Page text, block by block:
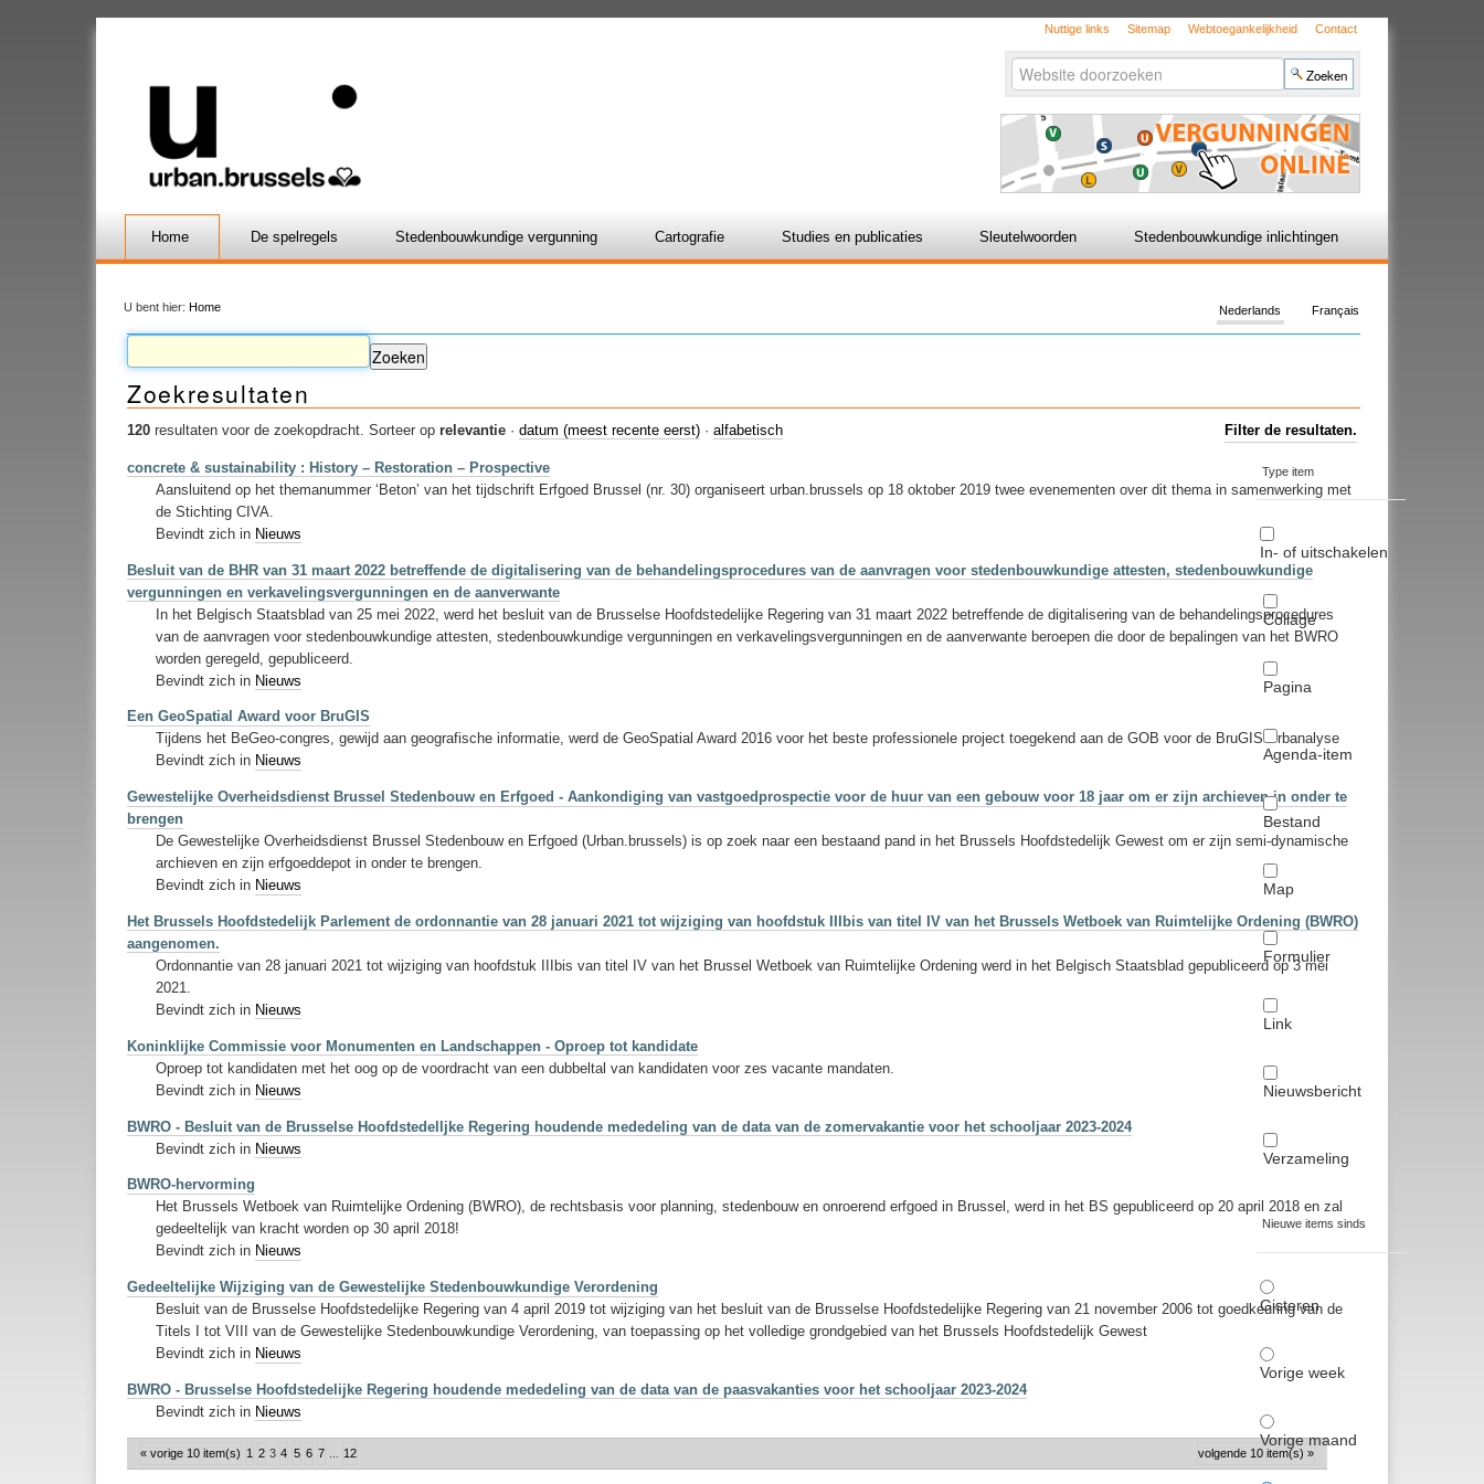
Nuttige links Sitemap Webtoegankelijkheid Contact
Zoek
zoeken...
Home De spelregels Stedenbouwkundige vergunning Cartografie Studies en publicaties Sleutelwoorden Stedenbouwkundige inlichtingen
U bent hier: Home Français
Nederlands
Zoekresultaten
120 resultaten voor de zoekopdracht. Filter de resultaten.
Type item
In- of uitschakelen
Collage
Pagina
Agenda-item
Bestand
Map
Formulier
Link
Nieuwsbericht
Verzameling
Nieuwe items sinds
Gisteren
Vorige week
Vorige maand
Sorteer op relevantie · datum (meest recente eerst) · alfabetisch
concrete & sustainability : History – Restoration – Prospective
Aansluitend op het themanummer ‘Beton’ van het tijdschrift Erfgoed Brussel (nr. 30) organiseert urban.brussels op 18 oktober 2019 twee evenementen over dit thema in samenwerking met
de Stichting CIVA.
Bevindt zich in Nieuws
Besluit van de BHR van 31 maart 2022 betreffende de digitalisering van de behandelingsprocedures van de aanvragen voor stedenbouwkundige attesten, stedenbouwkundige
vergunningen en verkavelingsvergunningen en de aanverwante
In het Belgisch Staatsblad van 25 mei 2022, werd het besluit van de Brusselse Hoofdstedelijke Regering van 31 maart 2022 betreffende de digitalisering van de behandelingsprocedures
van de aanvragen voor stedenbouwkundige attesten, stedenbouwkundige vergunningen en verkavelingsvergunningen en de aanverwante beroepen die door de bepalingen van het BWRO
worden geregeld, gepubliceerd.
Bevindt zich in Nieuws
Een GeoSpatial Award voor BruGIS
Tijdens het BeGeo-congres, gewijd aan geografische informatie, werd de GeoSpatial Award 2016 voor het beste professionele project toegekend aan de GOB voor de BruGIS-Urbanalyse
Bevindt zich in Nieuws
Gewestelijke Overheidsdienst Brussel Stedenbouw en Erfgoed - Aankondiging van vastgoedprospectie voor de huur van een gebouw voor 18 jaar om er zijn archieven in onder te
brengen
De Gewestelijke Overheidsdienst Brussel Stedenbouw en Erfgoed (Urban.brussels) is op zoek naar een bestaand pand in het Brussels Hoofdstedelijk Gewest om er zijn semi-dynamische
archieven en zijn erfgoeddepot in onder te brengen.
Bevindt zich in Nieuws
Het Brussels Hoofdstedelijk Parlement de ordonnantie van 28 januari 2021 tot wijziging van hoofdstuk IIIbis van titel IV van het Brussels Wetboek van Ruimtelijke Ordening (BWRO)
aangenomen.
Ordonnantie van 28 januari 2021 tot wijziging van hoofdstuk IIIbis van titel IV van het Brussel Wetboek van Ruimtelijke Ordening werd in het Belgisch Staatsblad gepubliceerd op 3 mei
2021.
Bevindt zich in Nieuws
Koninklijke Commissie voor Monumenten en Landschappen - Oproep tot kandidate
Oproep tot kandidaten met het oog op de voordracht van een dubbeltal van kandidaten voor zes vacante mandaten.
Bevindt zich in Nieuws
BWRO - Besluit van de Brusselse Hoofdstedelljke Regering houdende mededeling van de data van de zomervakantie voor het schooljaar 2023-2024
Bevindt zich in Nieuws
BWRO-hervorming
Het Brussels Wetboek van Ruimtelijke Ordening (BWRO), de rechtsbasis voor planning, stedenbouw en onroerend erfgoed in Brussel, werd in het BS gepubliceerd op 20 april 2018 en zal
gedeeltelijk van kracht worden op 30 april 2018!
Bevindt zich in Nieuws
Gedeeltelijke Wijziging van de Gewestelijke Stedenbouwkundige Verordening
Besluit van de Brusselse Hoofdstedelijke Regering van 4 april 2019 tot wijziging van het besluit van de Brusselse Hoofdstedelijke Regering van 21 november 2006 tot goedkeuring van de
Titels I tot VIII van de Gewestelijke Stedenbouwkundige Verordening, van toepassing op het volledige grondgebied van het Brussels Hoofdstedelijk Gewest
Bevindt zich in Nieuws
BWRO - Brusselse Hoofdstedelijke Regering houdende mededeling van de data van de paasvakanties voor het schooljaar 2023-2024
Bevindt zich in Nieuws
« vorige 10 item(s) volgende 10 item(s) »
1 2 3 4 5 6 7 12